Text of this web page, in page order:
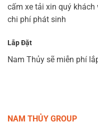
cấm xe tải xin quý
chi phí phát sinh
Lắp Đặt
Nam Thủy sẽ miễn phí
NAM THỦY GROUP